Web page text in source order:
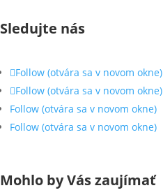
Sledujte nás
Follow (otvára sa v novom okne)
Follow (otvára sa v novom okne)
Follow (otvára sa v novom okne)
Follow (otvára sa v novom okne)
Mohlo by Vás zaujímať